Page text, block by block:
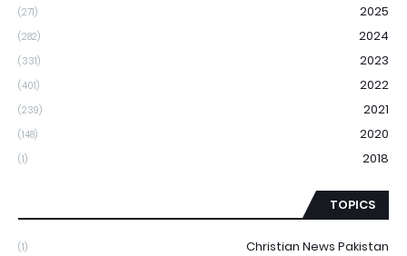
2025
(271)
2024
(282)
2023
(331)
2022
(401)
2021
(239)
2020
(148)
2018
(1)
TOPICS
Christian News Pakistan
(1)